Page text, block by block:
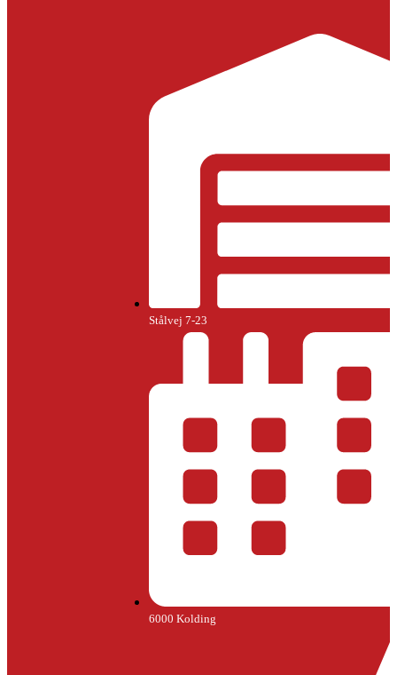
Stålvej 7-23
6000 Kolding